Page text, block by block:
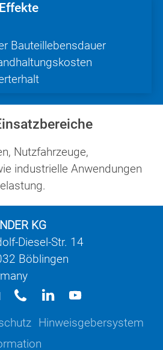
Bauteil­lebensdauer
Nutzfahrzeuge,
industrielle Anwendungen
KG
Diesel-Str. 14
Böblingen
Hinweisgebersystem